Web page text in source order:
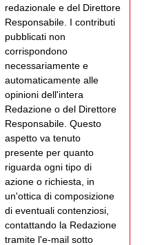
redazionale e del Direttore
Responsabile. I contributi
pubblicati non
corrispondono
necessariamente e
automaticamente alle
opinioni dell'intera
Redazione o del Direttore
Responsabile. Questo
aspetto va tenuto
presente per quanto
riguarda ogni tipo di
azione o richiesta, in
un'ottica di composizione
di eventuali contenziosi,
contattando la Redazione
tramite l'e-mail sotto